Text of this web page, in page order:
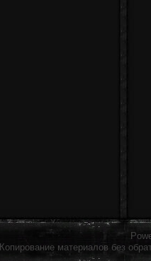
Копирование материалов без